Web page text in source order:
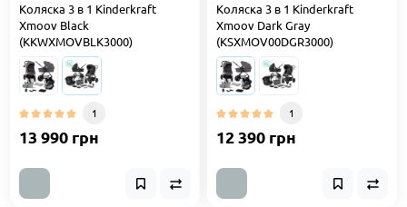
Коляска 3 в 1 Kinderkraft
Xmoov Black
(KKWXMOVBLK3000)
1
13 990 грн
Коляска 3 в 1 Kinderkraft
Xmoov Dark Gray
(KSXMOV00DGR3000)
1
12 390 грн